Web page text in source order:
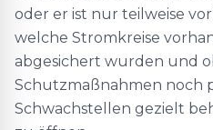
oder er ist nur teilweise
welche Stromkreise
abgesichert wurden und
Schutzmaßnahmen noch
Schwachstellen gezielt